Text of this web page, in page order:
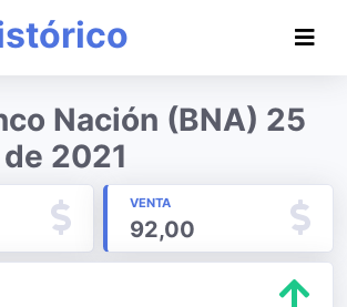
Nación (BNA) 25
2021
VENTA
92,00